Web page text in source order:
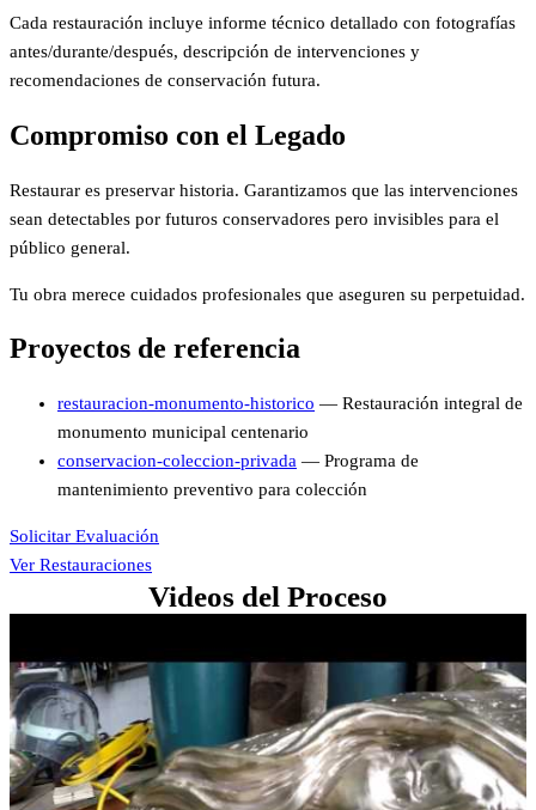
Cada restauración incluye informe técnico detallado con fotografías
antes/durante/después, descripción de intervenciones y
recomendaciones de conservación futura.
Compromiso con el Legado
Restaurar es preservar historia. Garantizamos que las intervenciones
sean detectables por futuros conservadores pero invisibles para el
público general.
Tu obra merece cuidados profesionales que aseguren su perpetuidad.
Proyectos de referencia
restauracion-monumento-historico — Restauración integral de
monumento municipal centenario
conservacion-coleccion-privada — Programa de
mantenimiento preventivo para colección
Solicitar Evaluación
Ver Restauraciones
Videos del Proceso